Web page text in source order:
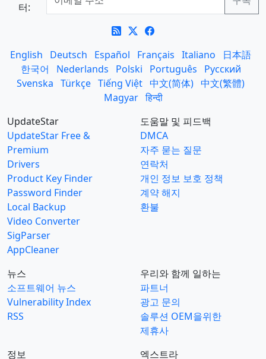
터:
English Deutsch Español Français Italiano
日本語
한국어
Nederlands Polski Português
Русский
Svenska Türkçe Tiếng Việt 中文(简体) 中文(繁體)
Magyar हिन्दी
UpdateStar
UpdateStar Free &
Premium
Drivers
Product Key Finder
Password Finder
Local Backup
Video Converter
SigParser
AppCleaner
도움말 및 피드백
DMCA
자주 묻는 질문
연락처
개인 정보 보호 정책
계약 해지
환불
뉴스
소프트웨어 뉴스
Vulnerability Index
RSS
우리와 함께 일하는
파트너
광고 문의
솔루션 OEM을위한
제휴사
정보
엑스트라